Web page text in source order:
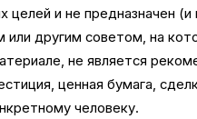
целей и не предназначен
или другим советом, на
не является
ценная бумага,
человеку.